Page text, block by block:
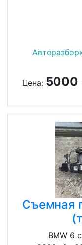
Цена: 5000
Съемная
BMW 6